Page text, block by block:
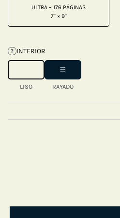
ULTRA – 176 PÁGINAS
7" × 9"
? INTERIOR
LISO RAYADO